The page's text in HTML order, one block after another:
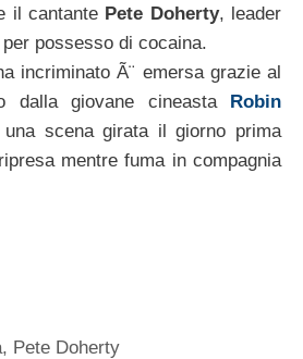
il cantante Pete Doherty, leader
per possesso di cocaina.
incriminato Ã¨ emersa grazie al
dalla giovane cineasta
Robin
scena girata il giorno prima
mentre fuma in compagnia
, Pete Doherty